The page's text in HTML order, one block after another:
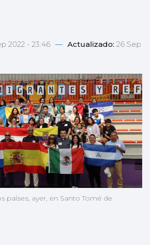
2022 - 23:46 — Actualizado: 26 Sep
países, ayer, en Santo Tomé de